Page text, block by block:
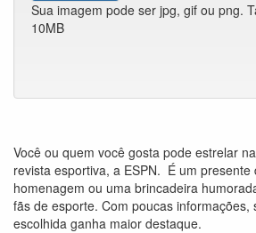
Sua imagem pode ser jpg, gif ou png.
10MB
Você ou quem você gosta pode estrelar na
revista esportiva, a ESPN. É um presente
homenagem ou uma brincadeira
fãs de esporte. Com poucas informações,
escolhida ganha maior destaque.